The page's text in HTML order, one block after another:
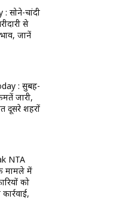
सोने-चांदी
से
जानें
: सुबह-
जारी,
दूसरे शहरों
NTA
मामले में
को